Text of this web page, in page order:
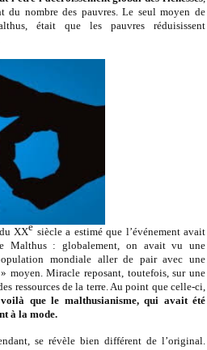
du nombre des pauvres. Le seul moyen de
était que les pauvres réduisissent
XXe siècle a estimé que l’événement avait
Malthus : globalement, on avait vu une
mondiale aller de pair avec une
moyen. Miracle reposant, toutefois, sur une
ressources de la terre. Au point que celle-ci,
voilà que le malthusianisme, qui avait été
à la mode.
se révèle bien différent de l’original.